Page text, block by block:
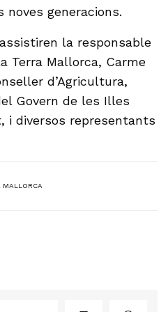
generacions.
la responsable
Terra Mallorca, Carme
d’Agricultura,
Govern de les Illes
i diversos representants
MALLORCA